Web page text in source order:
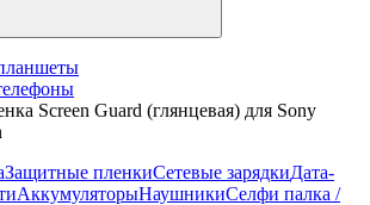
Screen Guard (глянцевая) для Sony
Защитные пленкиСетевые зарядкиДата-
АккумуляторыНаушникиСелфи палка /